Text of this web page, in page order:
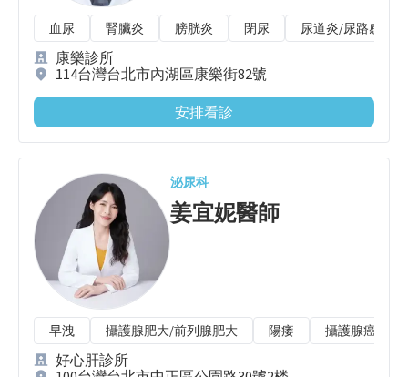
血尿 腎臟炎 膀胱炎 閉尿 尿道炎/尿路感染
康樂診所
114台灣台北市內湖區康樂街82號
安排看診
泌尿科
姜宜妮醫師
早洩 攝護腺肥大/前列腺肥大 陽痿 攝護腺癌
好心肝診所